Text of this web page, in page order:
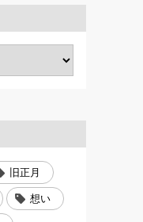
旧正月
想い